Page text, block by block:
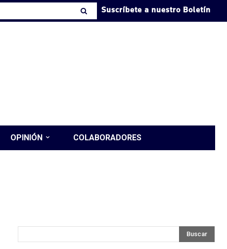
Suscríbete a nuestro Boletín
OPINIÓN COLABORADORES
Buscar